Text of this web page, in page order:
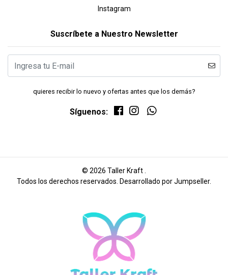
Instagram
Suscríbete a Nuestro Newsletter
quieres recibir lo nuevo y ofertas antes que los demás?
Síguenos:
© 2026 Taller Kraft .
Todos los derechos reservados. Desarrollado por Jumpseller.